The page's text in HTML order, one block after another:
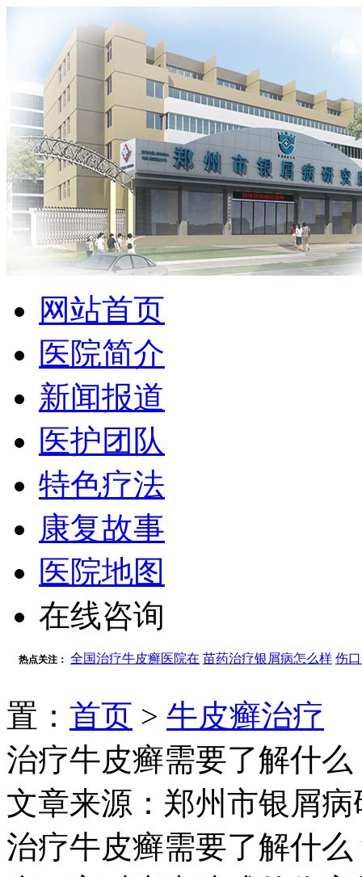
网站首页
医院简介
新闻报道
医护团队
特色疗法
康复故事
医院地图
在线咨询
热点关注： 全国治疗牛皮癣医院在 苗药治疗银屑病怎么样 伤
置： 首页 > 牛皮癣治疗
治疗牛皮癣需要了解什么
文章来源：郑州市银屑病
治疗牛皮癣需要了解什